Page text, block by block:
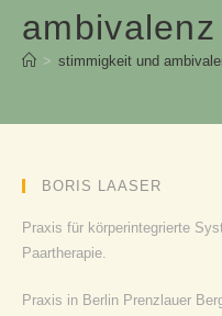
ambivalenz
> stimmigkeit und
BORIS LAASER
Praxis für körperintegrierte
Paartherapie.
Praxis in Berlin Prenzlauer